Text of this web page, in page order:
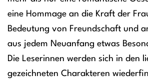
eine Hommage an die Kraft der
Bedeutung von Freundschaft und
aus jedem Neuanfang etwas
Die Leserinnen werden sich in den
gezeichneten Charakteren